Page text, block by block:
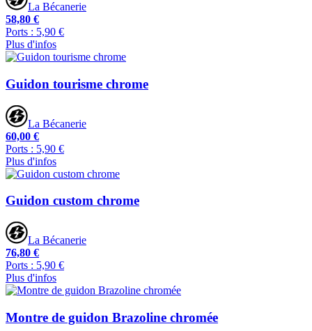
La Bécanerie
58,80 €
Ports : 5,90 €
Plus d'infos
Guidon tourisme chrome
La Bécanerie
60,00 €
Ports : 5,90 €
Plus d'infos
Guidon custom chrome
La Bécanerie
76,80 €
Ports : 5,90 €
Plus d'infos
Montre de guidon Brazoline chromée